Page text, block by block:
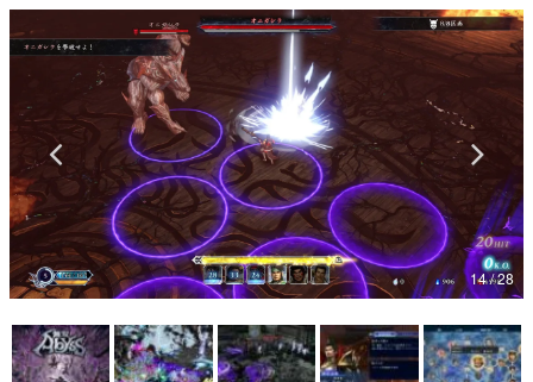
なんでゲームは面白い？
ゲーム開発者・hamatsu氏がゲームの魅力を画面や操作の
具体的な形から解き明かしていく、硬派で骨太な評論連載
です。
ゲームが変えた日本語
「経験値」「裏技」「ラスボス」… ゲームにまつわる言葉
の起源や用法の変遷を、コンピューター文化史研究家・タ
イニーP氏が徹底調査。
カテゴリ
特集記事
マンガ
女性向け
14 / 28